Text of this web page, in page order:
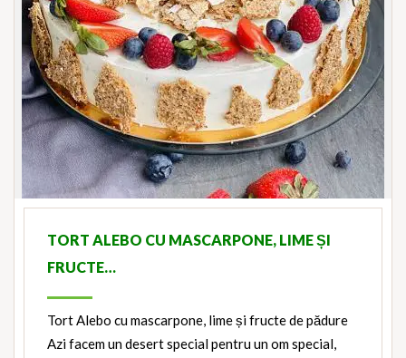
TORT ALEBO CU MASCARPONE, LIME ȘI
FRUCTE…
Tort Alebo cu mascarpone, lime și fructe de pădure
Azi facem un desert special pentru un om special,